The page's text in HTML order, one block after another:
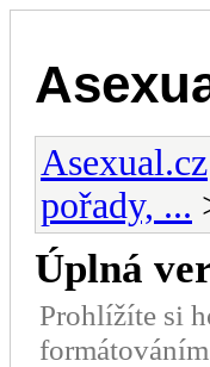
Asexual.cz
pořady, ...
Úplná
Prohlížíte si